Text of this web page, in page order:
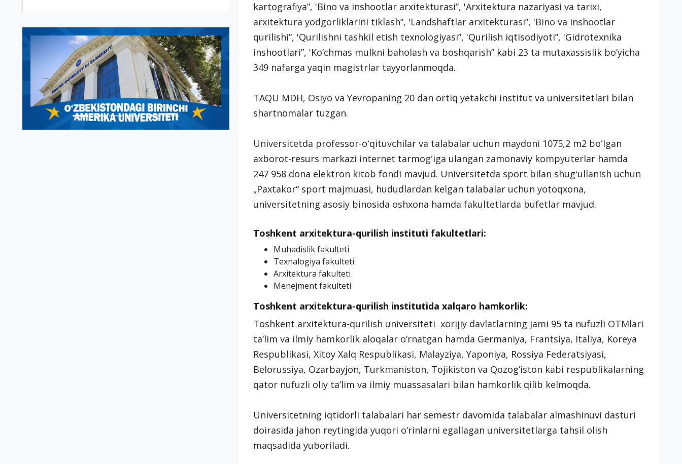
kartografiya”, 'Bino va inshootlar arxitekturasi”, 'Arxitektura nazariyasi va tarixi,
arxitektura yodgorliklarini tiklash”, 'Landshaftlar arxitekturasi”, 'Bino va inshootlar
qurilishi”, 'Qurilishni tashkil etish texnologiyasi”, 'Qurilish iqtisodiyoti”, 'Gidrotexnika
inshootlari”, 'Ko‘chmas mulkni baholash va boshqarish” kabi 23 ta mutaxassislik bo‘yicha
349 nafarga yaqin magistrlar tayyorlanmoqda.
TAQU MDH, Osiyo va Yevropaning 20 dan ortiq yetakchi institut va universitetlari bilan
shartnomalar tuzgan.
Universitetda professor-oʻqituvchilar va talabalar uchun maydoni 1075,2 m2 boʻlgan
axborot-resurs markazi internet tarmogʻiga ulangan zamonaviy kompyuterlar hamda
247 958 dona elektron kitob fondi mavjud. Universitetda sport bilan shugʻullanish uchun
„Paxtakor“ sport majmuasi, hududlardan kelgan talabalar uchun yotoqxona,
universitetning asosiy binosida oshxona hamda fakultetlarda bufetlar mavjud.
Toshkent arxitektura-qurilish instituti fakultetlari:
Muhadislik fakulteti
Texnalogiya fakulteti
Arxitektura fakulteti
Menejment fakulteti
Toshkent arxitektura-qurilish institutida xalqaro hamkorlik:
Toshkent arxitektura-qurilish universiteti xorijiy davlatlarning jami 95 ta nufuzli OTMlari
ta’lim va ilmiy hamkorlik aloqalar o‘rnatgan hamda Germaniya, Frantsiya, Italiya, Koreya
Respublikasi, Xitoy Xalq Respublikasi, Malayziya, Yaponiya, Rossiya Federatsiyasi,
Belorussiya, Ozarbayjon, Turkmaniston, Tojikiston va Qozog‘iston kabi respublikalarning
qator nufuzli oliy ta’lim va ilmiy muassasalari bilan hamkorlik qilib kelmoqda.
Universitetning iqtidorli talabalari har semestr davomida talabalar almashinuvi dasturi
doirasida jahon reytingida yuqori o‘rinlarni egallagan universitetlarga tahsil olish
maqsadida yuboriladi.